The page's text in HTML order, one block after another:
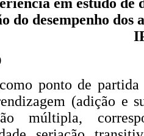
do desempenho dos
ponto de partida
(adição e
múltipla,